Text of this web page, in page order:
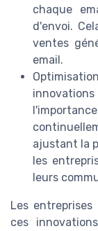
chaque
d'envoi.
ventes
email.
ajustant la
les
leurs
Les
ces